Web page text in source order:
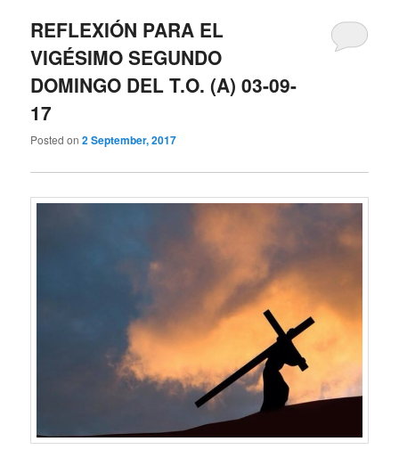
REFLEXIÓN PARA EL
VIGÉSIMO SEGUNDO
DOMINGO DEL T.O. (A) 03-09-
17
Posted on2 September, 2017